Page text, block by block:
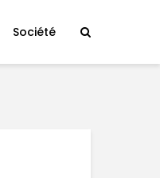
Société